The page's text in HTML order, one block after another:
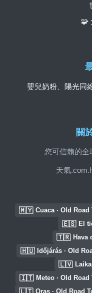
關
您可信賴的全
天氣
🧩
嬰兒奶粉、陽光同
🇲🇾 Cuaca · Old Road
🇪🇸 El
🇹🇷 Hava
🇭🇺 Időjárás · Old
🇱🇻
🇮🇹 Meteo · Old Road
Oras · Old Road